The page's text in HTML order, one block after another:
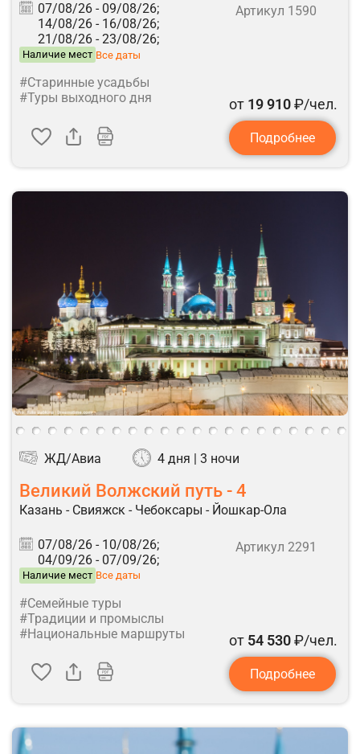
07/08/26 - 09/08/26;
14/08/26 - 16/08/26;
21/08/26 - 23/08/26;
Наличие мест Все даты
Артикул 1590
#Старинные усадьбы
#Туры выходного дня
от 19 910₽/чел.
Подробнее
ЖД/Авиа 4 дня | 3 ночи
Великий Волжский путь - 4
Казань - Свияжск - Чебоксары - Йошкар-Ола
07/08/26 - 10/08/26;
04/09/26 - 07/09/26;
Наличие мест Все даты
Артикул 2291
#Семейные туры
#Традиции и промыслы
#Национальные маршруты
от 54 530₽/чел.
Подробнее